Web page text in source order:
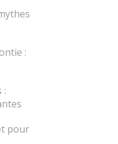
:
:
pour